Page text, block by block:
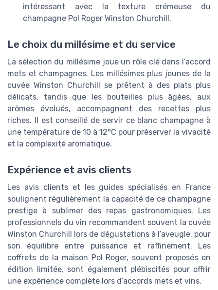
intéressant avec la texture crémeuse du
champagne Pol Roger Winston Churchill.
Le choix du millésime et du service
La sélection du millésime joue un rôle clé dans l’accord
mets et champagnes. Les millésimes plus jeunes de la
cuvée Winston Churchill se prêtent à des plats plus
délicats, tandis que les bouteilles plus âgées, aux
arômes évolués, accompagnent des recettes plus
riches. Il est conseillé de servir ce blanc champagne à
une température de 10 à 12°C pour préserver la vivacité
et la complexité aromatique.
Expérience et avis clients
Les avis clients et les guides spécialisés en France
soulignent régulièrement la capacité de ce champagne
prestige à sublimer des repas gastronomiques. Les
professionnels du vin recommandent souvent la cuvée
Winston Churchill lors de dégustations à l’aveugle, pour
son équilibre entre puissance et raffinement. Les
coffrets de la maison Pol Roger, souvent proposés en
édition limitée, sont également plébiscités pour offrir
une expérience complète lors d’accords mets et vins.